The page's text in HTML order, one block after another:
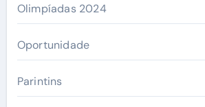
Olimpíadas 2024
Oportunidade
Parintins